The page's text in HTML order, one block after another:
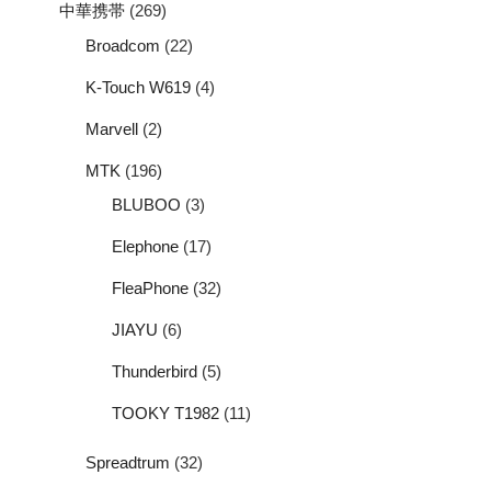
中華携帯 (269)
Broadcom (22)
K-Touch W619 (4)
Marvell (2)
MTK (196)
BLUBOO (3)
Elephone (17)
FleaPhone (32)
JIAYU (6)
Thunderbird (5)
TOOKY T1982 (11)
Spreadtrum (32)